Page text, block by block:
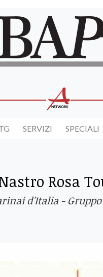
SERVIZI SPECIALI
Rosa
d'Italia - Gruppo